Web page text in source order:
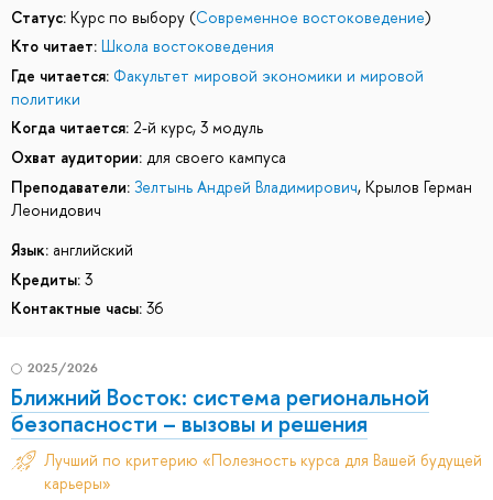
Статус: Курс по выбору (Современное востоковедение)
Кто читает: Школа востоковедения
Где читается: Факультет мировой экономики и мировой
политики
Когда читается: 2-й курс, 3 модуль
Охват аудитории: для своего кампуса
Преподаватели: Зелтынь Андрей Владимирович, Крылов Герман
Леонидович
Язык: английский
Кредиты: 3
Контактные часы: 36
2025/2026
Ближний Восток: система региональной
безопасности – вызовы и решения
Лучший по критерию «Полезность курса для Вашей будущей
карьеры»